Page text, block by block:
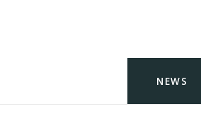
NEWS